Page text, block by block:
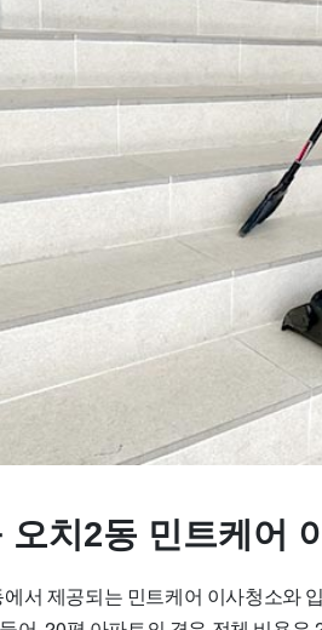
오치2동 민트케어
서 제공되는 민트케어 이사청소와